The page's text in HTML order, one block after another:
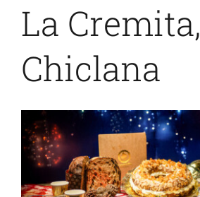
La Cremita,
Chiclana